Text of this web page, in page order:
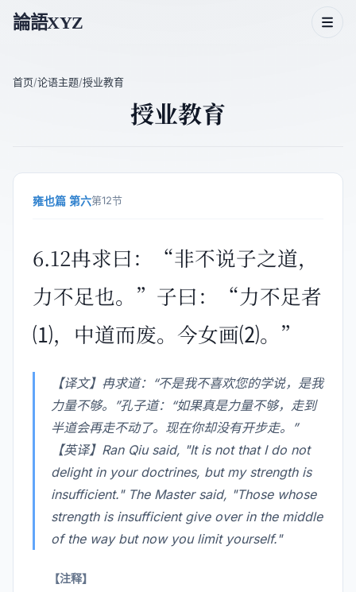
論語XYZ
论语二十篇
首页/论语主题/授业教育
授业教育
雍也篇 第六第12节
6.12冉求曰：“非不说子之道，
力不足也。”子曰：“力不足者
⑴，中道而废。今女画⑵。”
【译文】冉求道：“不是我不喜欢您的学说，是我
力量不够。”孔子道：“如果真是力量不够，走到
半道会再走不动了。现在你却没有开步走。”
【英译】Ran Qiu said, "It is not that I do not
delight in your doctrines, but my strength is
insufficient." The Master said, "Those whose
strength is insufficient give over in the middle
of the way but now you limit yourself."
【注释】